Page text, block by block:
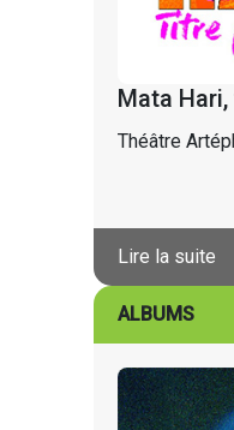
Mata
Théâtre
Lire la suite
ALBUMS